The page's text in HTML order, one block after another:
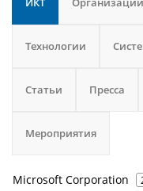
Технологии
Статьи Пресса
Мероприятия
Microsoft Corporation